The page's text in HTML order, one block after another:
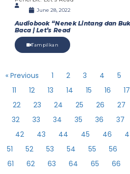
June 28, 2022
Audiobook “Nenek Lintang dan
Baca | Let’s Read
Tampilkan
« Previous 1 2 3 4 5
11
12 13 14 15 16 17
22
23 24 25 26 27
32
33 34 35 36 37
42
43 44 45 46
51
52 53 54 55 56
61
62 63 64 65 66